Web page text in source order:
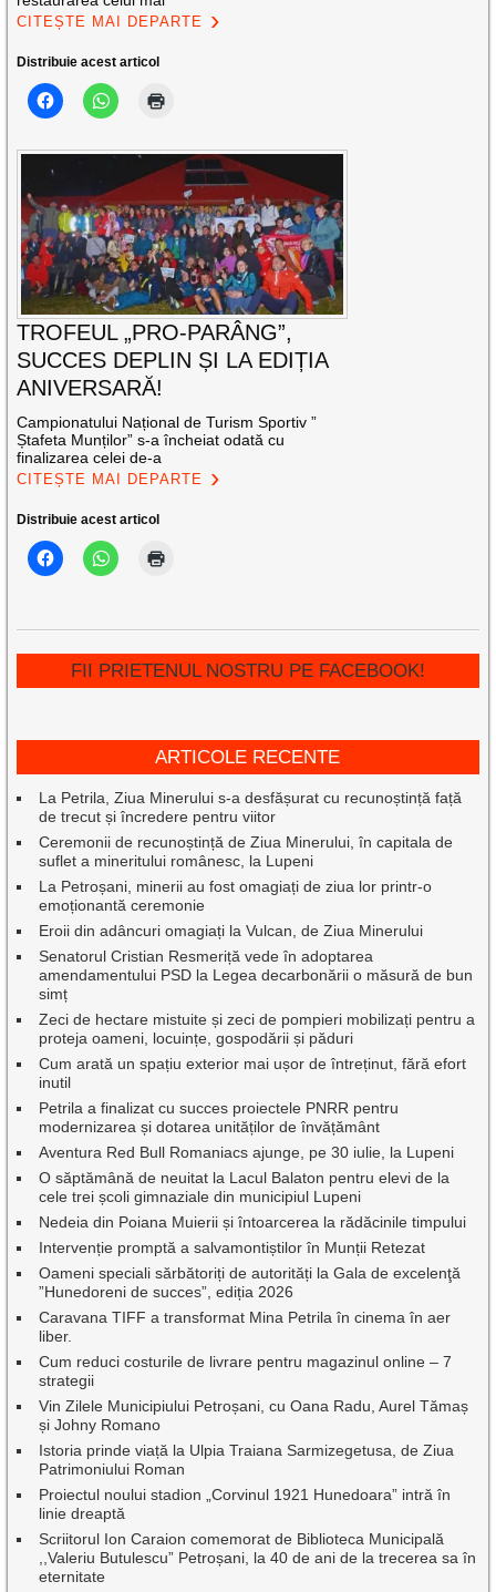
CITEȘTE MAI DEPARTE
Distribuie acest articol
TROFEUL „PRO-PARÂNG”,
SUCCES DEPLIN ȘI LA EDIȚIA
ANIVERSARĂ!
Campionatului Național de Turism Sportiv ”
Ștafeta Munților” s-a încheiat odată cu
finalizarea celei de-a
CITEȘTE MAI DEPARTE
Distribuie acest articol
FII PRIETENUL NOSTRU PE FACEBOOK!
ARTICOLE RECENTE
La Petrila, Ziua Minerului s-a desfășurat cu recunoștință față
de trecut și încredere pentru viitor
Ceremonii de recunoștință de Ziua Minerului, în capitala de
suflet a mineritului românesc, la Lupeni
La Petroșani, minerii au fost omagiați de ziua lor printr-o
emoționantă ceremonie
Eroii din adâncuri omagiați la Vulcan, de Ziua Minerului
Senatorul Cristian Resmeriță vede în adoptarea
amendamentului PSD la Legea decarbonării o măsură de bun
simț
Zeci de hectare mistuite și zeci de pompieri mobilizați pentru a
proteja oameni, locuințe, gospodării și păduri
Cum arată un spațiu exterior mai ușor de întreținut, fără efort
inutil
Petrila a finalizat cu succes proiectele PNRR pentru
modernizarea și dotarea unităților de învățământ
Aventura Red Bull Romaniacs ajunge, pe 30 iulie, la Lupeni
O săptămână de neuitat la Lacul Balaton pentru elevi de la
cele trei școli gimnaziale din municipiul Lupeni
Nedeia din Poiana Muierii și întoarcerea la rădăcinile timpului
Intervenție promptă a salvamontiștilor în Munții Retezat
Oameni speciali sărbătoriți de autorități la Gala de excelenţă
”Hunedoreni de succes”, ediția 2026
Caravana TIFF a transformat Mina Petrila în cinema în aer
liber.
Cum reduci costurile de livrare pentru magazinul online – 7
strategii
Vin Zilele Municipiului Petroșani, cu Oana Radu, Aurel Tămaș
și Johny Romano
Istoria prinde viață la Ulpia Traiana Sarmizegetusa, de Ziua
Patrimoniului Roman
Proiectul noului stadion „Corvinul 1921 Hunedoara” intră în
linie dreaptă
Scriitorul Ion Caraion comemorat de Biblioteca Municipală
,,Valeriu Butulescu” Petroșani, la 40 de ani de la trecerea sa în
eternitate